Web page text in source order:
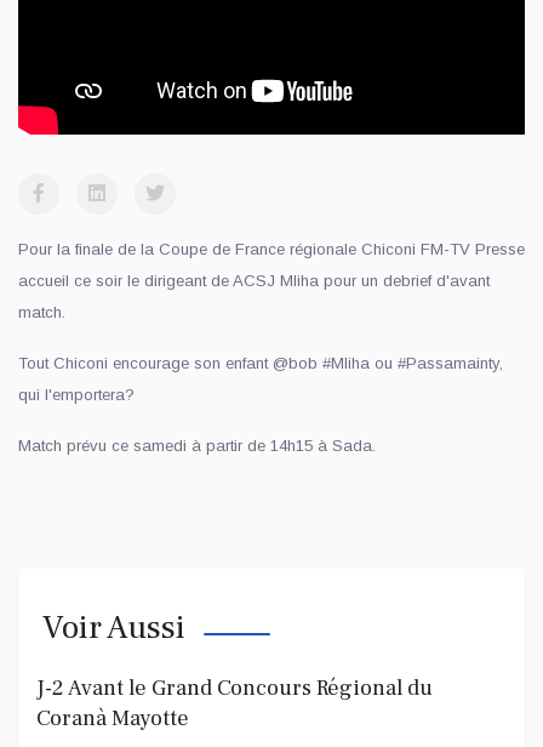
Pour la finale de la Coupe de France régionale Chiconi FM-TV Presse
accueil ce soir le dirigeant de ACSJ Mliha pour un debrief d'avant
match.
Tout Chiconi encourage son enfant @bob #Mliha ou #Passamainty,
qui l'emportera?
Match prévu ce samedi à partir de 14h15 à Sada.
Voir Aussi
J-2 Avant le Grand Concours Régional du
Coranà Mayotte